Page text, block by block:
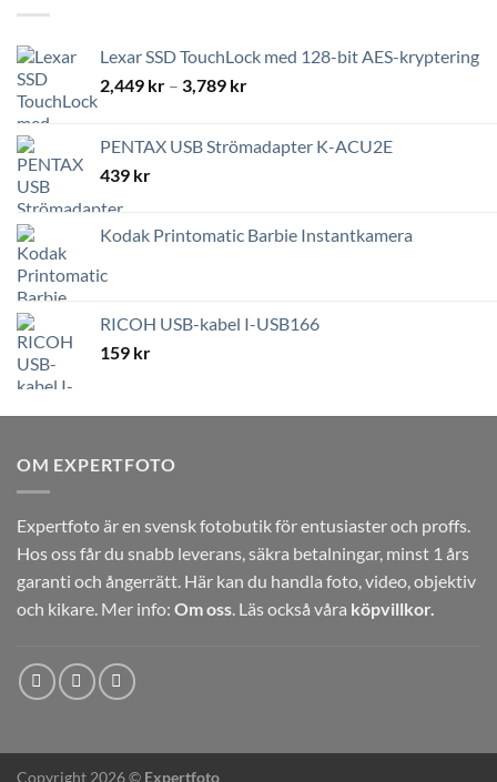
Lexar SSD TouchLock med 128-bit AES-kryptering
2,449 kr – 3,789 krPrisintervall:
3,789 kr
PENTAX USB Strömadapter K-ACU2E
439 kr
Kodak Printomatic Barbie Instantkamera
RICOH USB-kabel I-USB166
159 kr
OM EXPERTFOTO
Expertfoto är en svensk fotobutik för entusiaster och proffs.
Hos oss får du snabb leverans, säkra betalningar, minst 1 års
garanti och ångerrätt. Här kan du handla foto, video, objektiv
och kikare. Mer info: Om oss. Läs också våra köpvillkor.
Copyright 2026 © Expertfoto